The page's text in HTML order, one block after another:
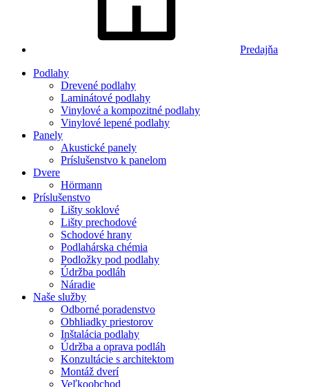
Predajňa
Podlahy
Drevené podlahy
Laminátové podlahy
Vinylové a kompozitné podlahy
Vinylové lepené podlahy
Panely
Akustické panely
Príslušenstvo k panelom
Dvere
Hörmann
Príslušenstvo
Lišty soklové
Lišty prechodové
Schodové hrany
Podlahárska chémia
Podložky pod podlahy
Údržba podláh
Náradie
Naše služby
Odborné poradenstvo
Obhliadky priestorov
Inštalácia podlahy
Údržba a oprava podláh
Konzultácie s architektom
Montáž dverí
Veľkoobchod